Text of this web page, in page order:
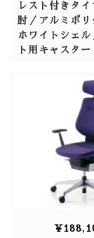
レスト付きタイ
肘／アルミポリ
ホワイトシェル
ト用キャスター